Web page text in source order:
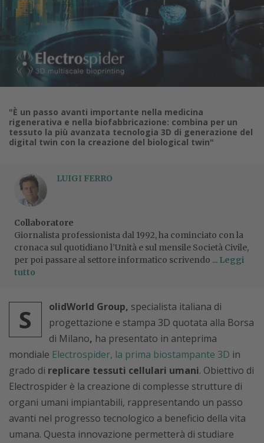
"È un passo avanti importante nella medicina
rigenerativa e nella biofabbricazione: combina per un
tessuto la più avanzata tecnologia 3D di generazione del
digital twin con la creazione del biological twin"
LUIGI FERRO
Collaboratore
Giornalista professionista dal 1992, ha cominciato con la
cronaca sul quotidiano l’Unità e sul mensile Società Civile,
per poi passare al settore informatico scrivendo ... Leggi
tutto
S olidWorld Group, specialista italiana di
progettazione e stampa 3D quotata alla Borsa
di Milano, ha presentato in anteprima
mondiale Electrospider, la prima biostampante 3D in
grado di replicare tessuti cellulari umani. Obiettivo di
Electrospider è la creazione di complesse strutture di
organi umani impiantabili, rappresentando un passo
avanti nel progresso tecnologico a beneficio della vita
umana. Questa innovazione permetterà di studiare